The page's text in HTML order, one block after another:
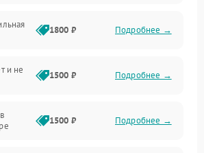
1800 ₽ Подробнее →
и не
1500 ₽ Подробнее →
1500 ₽ Подробнее →